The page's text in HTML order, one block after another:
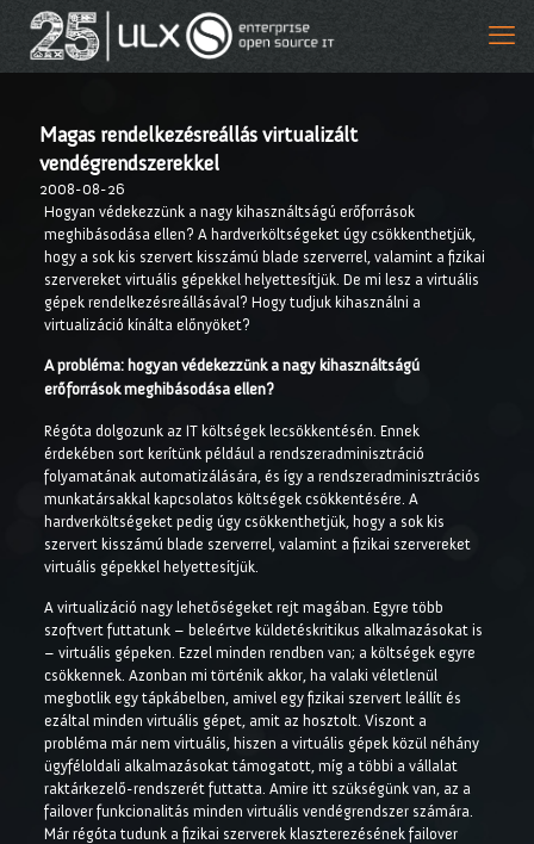
Magas rendelkezésreállás virtualizált
vendégrendszerekkel
2008-08-26
Hogyan védekezzünk a nagy kihasználtságú erőforrások
meghibásodása ellen? A hardverköltségeket úgy csökkenthetjük,
hogy a sok kis szervert kisszámú blade szerverrel, valamint a fizikai
szervereket virtuális gépekkel helyettesítjük. De mi lesz a virtuális
gépek rendelkezésreállásával? Hogy tudjuk kihasználni a
virtualizáció kínálta előnyöket?
A probléma: hogyan védekezzünk a nagy kihasználtságú
erőforrások meghibásodása ellen?
Régóta dolgozunk az IT költségek lecsökkentésén. Ennek
érdekében sort kerítünk például a rendszeradminisztráció
folyamatának automatizálására, és így a rendszeradminisztrációs
munkatársakkal kapcsolatos költségek csökkentésére. A
hardverköltségeket pedig úgy csökkenthetjük, hogy a sok kis
szervert kisszámú blade szerverrel, valamint a fizikai szervereket
virtuális gépekkel helyettesítjük.
A virtualizáció nagy lehetőségeket rejt magában. Egyre több
szoftvert futtatunk – beleértve küldetéskritikus alkalmazásokat is
– virtuális gépeken. Ezzel minden rendben van; a költségek egyre
csökkennek. Azonban mi történik akkor, ha valaki véletlenül
megbotlik egy tápkábelben, amivel egy fizikai szervert leállít és
ezáltal minden virtuális gépet, amit az hosztolt. Viszont a
probléma már nem virtuális, hiszen a virtuális gépek közül néhány
ügyféloldali alkalmazásokat támogatott, míg a többi a vállalat
raktárkezelő-rendszerét futtatta. Amire itt szükségünk van, az a
failover funkcionalitás minden virtuális vendégrendszer számára.
Már régóta tudunk a fizikai szerverek klaszterezésének failover